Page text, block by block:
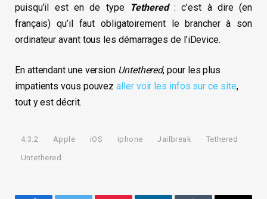
puisqu’il est en de type Tethered: c’est à dire (en
français) qu’il faut obligatoirement le brancher à son
ordinateur avant tous les démarrages de l’iDevice.
En attendant une version Untethered, pour les plus
impatients vous pouvezaller voir les infos sur ce site,
tout y est décrit.
4.3.2 Apple iOS iphone Jailbreak Tethered
Untethered